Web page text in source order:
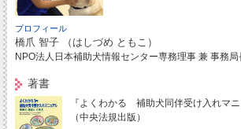
プロフィール
橋爪 智子 （はしづめ ともこ）
NPO法人日本補助犬情報センター専務理事 兼 事務局
著書
『よくわかる 補助犬同伴受け入れマ
（中央法規出版）